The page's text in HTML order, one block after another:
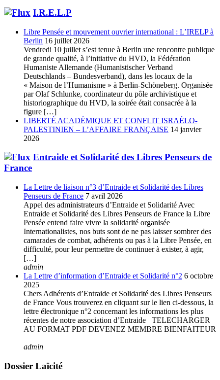
I.R.E.L.P
Libre Pensée et mouvement ouvrier international : L’IRELP à
Berlin 16 juillet 2026
Vendredi 10 juillet s’est tenue à Berlin une rencontre publique
de grande qualité, à l’initiative du HVD, la Fédération
Humaniste Allemande (Humanistischer Verband
Deutschlands – Bundesverband), dans les locaux de la
« Maison de l’Humanisme » à Berlin-Schöneberg. Organisée
par Olaf Schlunke, coordinateur du pôle archivistique et
historiographique du HVD, la soirée était consacrée à la
figure […]
LIBERTÉ ACADÉMIQUE ET CONFLIT ISRAÉLO-
PALESTINIEN – L’AFFAIRE FRANÇAISE 14 janvier
2026
Entraide et Solidarité des Libres Penseurs de
France
La Lettre de liaison n°3 d’Entraide et Solidarité des Libres
Penseurs de France 7 avril 2026
Appel des administrateurs d’Entraide et Solidarité Avec
Entraide et Solidarité des Libres Penseurs de France la Libre
Pensée entend faire vivre la solidarité organisée
Internationalistes, nos buts sont de ne pas laisser sombrer des
camarades de combat, adhérents ou pas à la Libre Pensée, en
difficulté, pour leur permettre de continuer à exister, à agir,
[…]
admin
La Lettre d’information d’Entraide et Solidarité n°2 6 octobre
2025
Chers Adhérents d’Entraide et Solidarité des Libres Penseurs
de France Vous trouverez en cliquant sur le lien ci-dessous, la
lettre électronique n°2 concernant les informations les plus
récentes de notre association d’Entraide TELECHARGER
AU FORMAT PDF DEVENEZ MEMBRE BIENFAITEUR
admin
Dossier Laïcité